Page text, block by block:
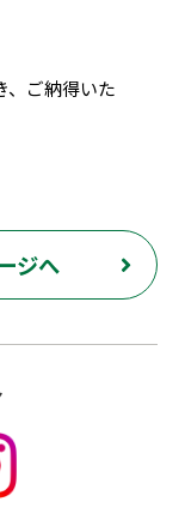
、ご納得いた
ジへ